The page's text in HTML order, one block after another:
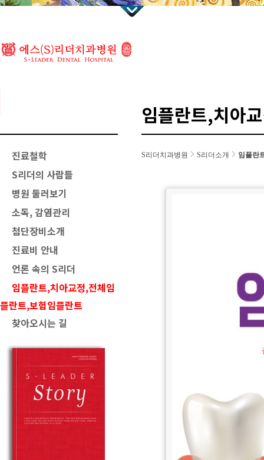
진료철학
S리더의 사람들
병원 둘러보기
소독, 감염관리
첨단장비소개
진료비 안내
언론 속의 S리더
임플란트,치아교정,전체임
플란트,보험임플란트
찾아오시는 길
임플란트,치아
S리더치과병원 S리더소개 임플란